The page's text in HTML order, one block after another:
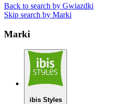
Back to search by Gwiazdki
Skip search by Marki
Marki
ibis Styles